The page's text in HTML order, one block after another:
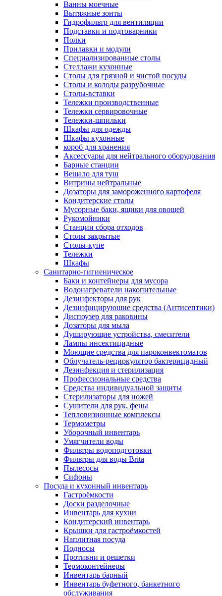
Ванны моечные
Вытяжные зонты
Гидрофильтр для вентиляции
Подставки и подтоварники
Полки
Прилавки и модули
Специализированные столы
Стеллажи кухонные
Столы для грязной и чистой посуды
Столы и колоды разрубочные
Столы-вставки
Тележки производственные
Тележки сервировочные
Тележки-шпильки
Шкафы для одежды
Шкафы кухонные
короб для хранения
Аксессуары для нейтрального оборудования
Барные станции
Вешало для туш
Витрины нейтральные
Дозаторы для замороженного картофеля
Кондитерские столы
Мусорные баки, ящики для овощей
Рукомойники
Станции сбора отходов
Столы закрытые
Столы-купе
Тележки
Шкафы
Санитарно-гигиеническое
Баки и контейнеры для мусора
Водонагреватели накопительные
Дезинфекторы для рук
Дезинфицирующие средства (Антисептики)
Диспоузер для раковины
Дозаторы для мыла
Душирующие устройства, смесители
Лампы инсектицидные
Моющие средства для пароконвектоматов
Облучатель-рециркулятор бактерицидный
Дезинфекция и стерилизация
Профессиональные средства
Средства индивидуальной защиты
Стерилизаторы для ножей
Сушители для рук, фены
Тепловизионные комплексы
Термометры
Уборочный инвентарь
Умягчители воды
Фильтры водоподготовки
Фильтры для воды Brita
Пылесосы
Сифоны
Посуда и кухонный инвентарь
Гастроёмкости
Доски разделочные
Инвентарь для кухни
Кондитерский инвентарь
Крышки для гастроёмкостей
Наплитная посуда
Подносы
Противни и решетки
Термоконтейнеры
Инвентарь барный
Инвентарь буфетного, банкетного
обслуживания